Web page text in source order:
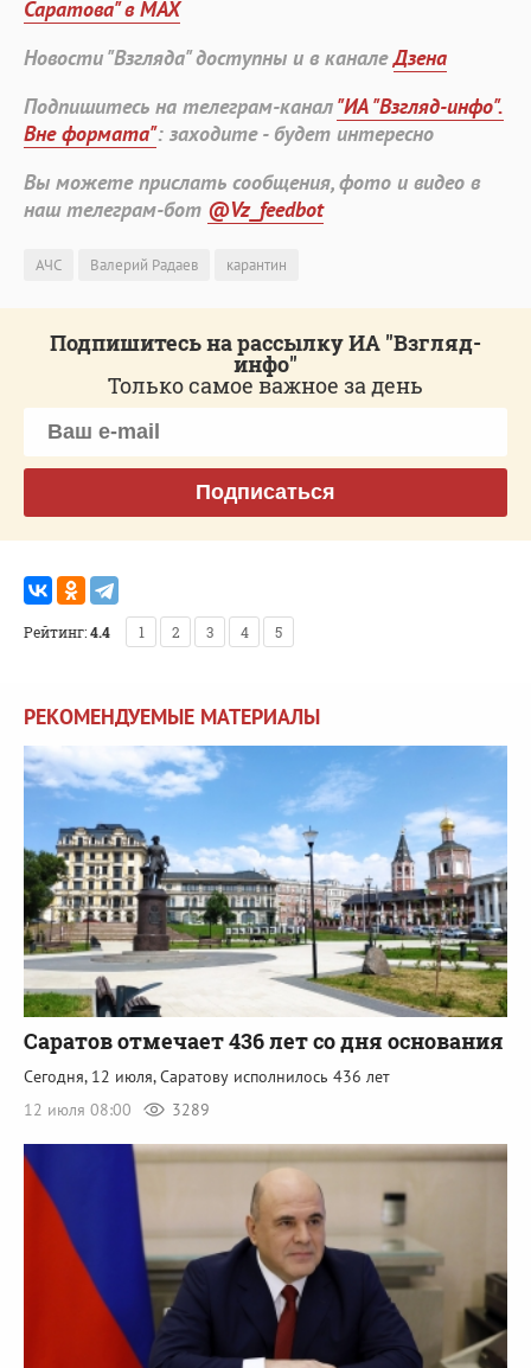
Саратова" в MAX
Новости "Взгляда" доступны и в каналеДзена
Подпишитесь на телеграм-канал"ИА "Взгляд-инфо".
Вне формата": заходите - будет интересно
Вы можете прислать сообщения, фото и видео в
наш телеграм-бот @Vz_feedbot
АЧС Валерий Радаев карантин
Подпишитесь на рассылку ИА "Взгляд-
инфо"
Только самое важное за день
Подписаться
Рейтинг:4.4 1 2 3 4 5
РЕКОМЕНДУЕМЫЕ МАТЕРИАЛЫ
Саратов отмечает 436 лет со дня основания
Сегодня, 12 июля, Саратову исполнилось 436 лет
12 июля 08:00
3289